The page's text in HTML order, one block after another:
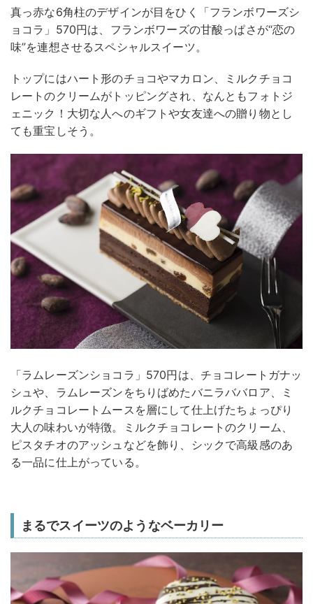
真っ赤な6角柱のデザインが目をひく「フランボワーズシ
ョコラ」570円は、フランボワーズの甘酸っぱさが“恋の
味”を連想させるスペシャルスイーツ。
トップにはハート形のチョコやマカロン、ミルクチョコ
レートのクリームがトッピングされ、なんともフォトジ
ェニック！大切な人へのギフトや女友達への贈り物とし
ても重宝しそう。
「ラムレーズンショコラ」570円は、チョコレートガナッ
シュや、ラムレーズンをちりばめたバニラババロア、ミ
ルクチョコレートムースを層にして仕上げたちょっぴり
大人の味わいが特徴。ミルクチョコレートのクリーム、
ピスタチオのアッシュなどを飾り、シックで高級感のあ
る一品に仕上がっている。
まるでスイーツのようなベーカリー